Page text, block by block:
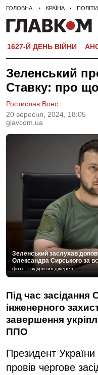
ГОЛОВНА КРАЇНА
1627-Й ДЕНЬ ВІЙНИ
Зеленський
Ставку: про
20 вересня, 2024, 18:05
glavcom.ua
Ростислав Вонс
Зеленський заслухав
Олександра Сирського за
фото з відкритих джерел
Під час
інженерного
завершення
ППО
Президент
провів чергове